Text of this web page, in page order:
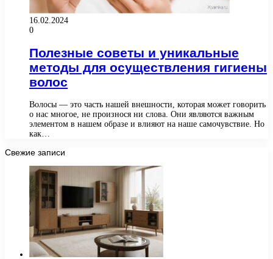
16.02.2024
0
Полезные советы и уникальные
методы для осуществления гигиены
волос
Волосы — это часть нашей внешности, которая может говорить
о нас многое, не произнося ни слова. Они являются важным
элементом в нашем образе и влияют на наше самочувствие. Но
как…
Свежие записи